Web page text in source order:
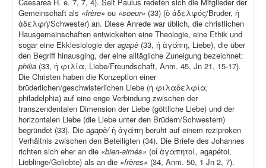
Gemeinschaft als «frère» ou «soeur» (33) (ὁ ἀδελφός/Bruder, ἡ
ἀδελφή/Schwester) an. Diese Anrede war üblich, die christlichen
Hausgemeinschaften entwickelten eine Theologie, eine Ethik und
sogar eine Ekklesiologie deragapè (33, ἡ ἀγάπη, Liebe), die über
den Begriff hinausging, der eine alltägliche Zuneigung bezeichnet:
philia (33, ἡ φιλία, Liebe/Freundschaft, Anm. 45, Jn 21, 15-17).
Die Christen haben die Konzeption einer
brüderlichen/geschwisterlichen Liebe (ἡ φιλαδελφία,
philadelphia) auf eine enge Verbindung zwischen der
transzendentalen Dimension der Liebe (göttliche Liebe) und der
horizontalen Liebe (die Liebe unter den Brüdern/Schwestern)
begründet (33). Die agapè/ἡ ἀγάπη beruht auf einem reziproken
Verhältnis zwischen den Beteiligten (34). Die Briefe des Johannes
richten sich eher an die «bien-aimés» (οἱ ἀγαπητοί, agapétoi,
Lieblinge/Geliebte) als an die «frères» (34, Anm. 50, 1 Jn 2, 7).